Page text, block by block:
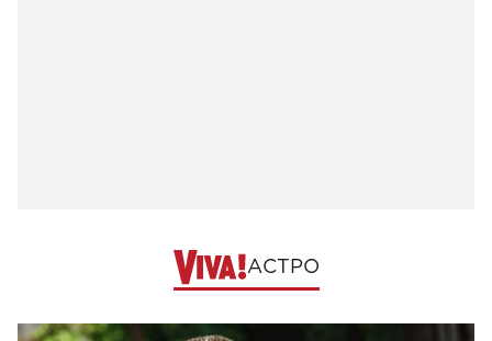
АСТРО